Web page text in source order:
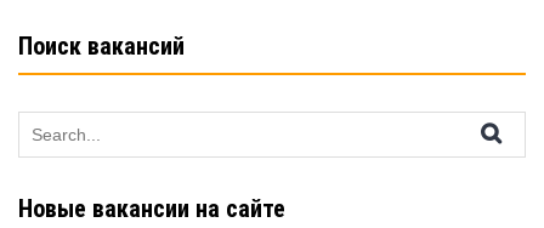
Поиск вакансий
for:
Новые вакансии на сайте